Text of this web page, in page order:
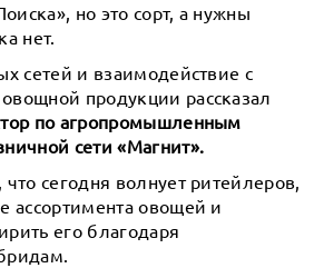
но это сорт, а нужны
нет.
сетей и взаимодействие с
продукции рассказал
по агропромышленным
сети «Магнит».
сегодня волнует ритейлеров,
ассортимента овощей и
его благодаря